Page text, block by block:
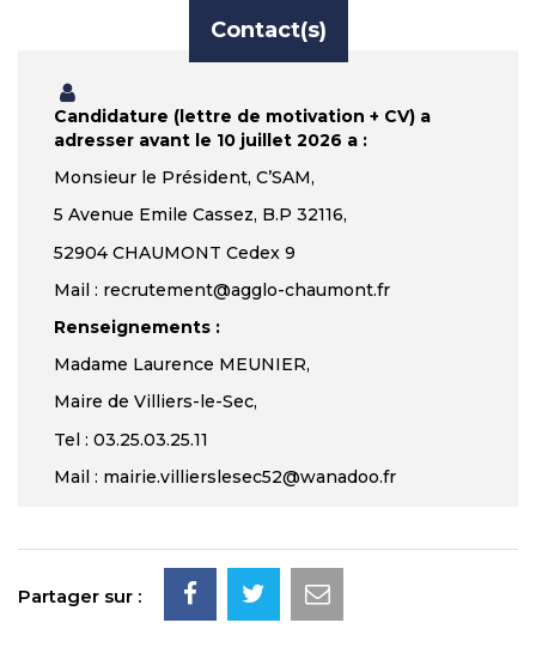
Contact(s)
Candidature (lettre de motivation + CV) a
adresser avant le 10 juillet 2026 a :
Monsieur le Président, C’SAM,
5 Avenue Emile Cassez, B.P 32116,
52904 CHAUMONT Cedex 9
Mail : recrutement@agglo-chaumont.fr
Renseignements :
Madame Laurence MEUNIER,
Maire de Villiers-le-Sec,
Tel : 03.25.03.25.11
Mail : mairie.villierslesec52@wanadoo.fr
Partager sur :